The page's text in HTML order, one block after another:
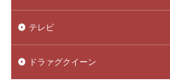
テレビ
ドラァグクイーン